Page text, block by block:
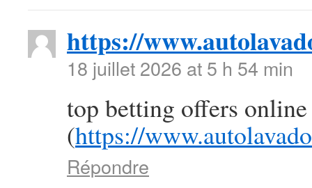
https://
18 juillet 2026 at 5 h 54 min
top betting offers online
(https://
Répondre